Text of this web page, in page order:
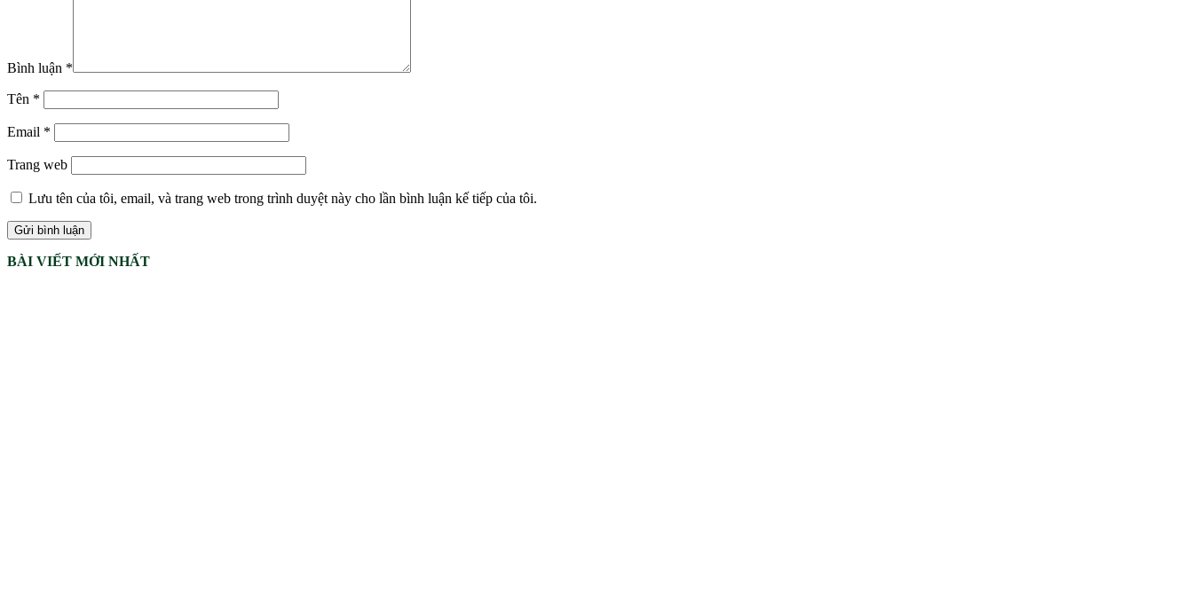
Bình luận *
Tên *
Email *
Trang web
Lưu tên của tôi, email, và trang web trong trình duyệt này cho lần bình luận kế tiếp của tôi.
BÀI VIẾT MỚI NHẤT